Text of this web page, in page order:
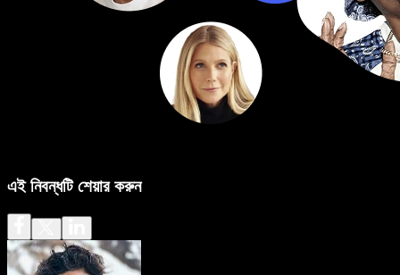
এই নিবন্ধটি শেয়ার করুন